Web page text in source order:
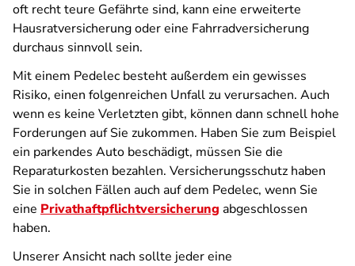
oft recht teure Gefährte sind, kann eine erweiterte
Hausratversicherung oder eine Fahrradversicherung
durchaus sinnvoll sein.
Mit einem Pedelec besteht außerdem ein gewisses
Risiko, einen folgenreichen Unfall zu verursachen. Auch
wenn es keine Verletzten gibt, können dann schnell hohe
Forderungen auf Sie zukommen. Haben Sie zum Beispiel
ein parkendes Auto beschädigt, müssen Sie die
Reparaturkosten bezahlen. Versicherungsschutz haben
Sie in solchen Fällen auch auf dem Pedelec, wenn Sie
eine Privathaftpflichtversicherung abgeschlossen
haben.
Unserer Ansicht nach sollte jeder eine